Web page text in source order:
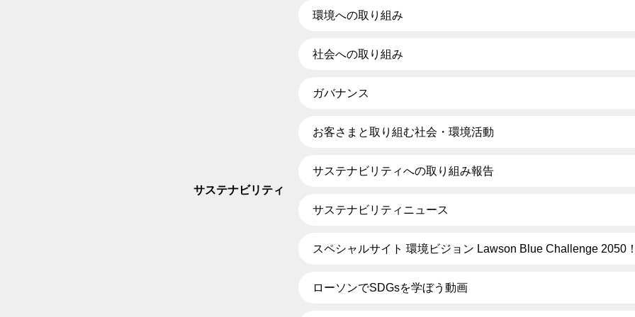
サステナビリティ
環境への取り組み
社会への取り組み
ガバナンス
お客さまと取り組む社会・環境活動
サステナビリティへの取り組み報告
サステナビリティニュース
スペシャルサイト 環境ビジョン Lawson Blue Challenge 2050
ローソンでSDGsを学ぼう動画